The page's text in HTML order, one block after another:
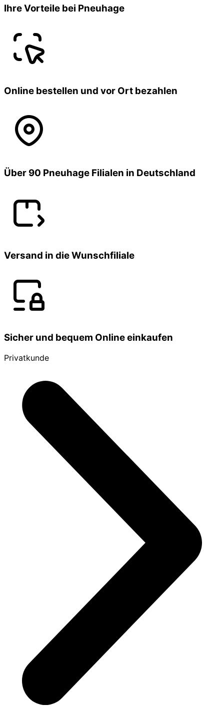
Ihre Vorteile bei Pneuhage
Online bestellen und vor Ort bezahlen
Über 90 Pneuhage Filialen in Deutschland
Versand in die Wunschfiliale
Sicher und bequem Online einkaufen
Privatkunde